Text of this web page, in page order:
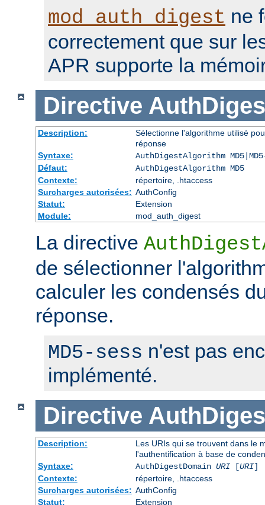
mod_auth_digest ne
correctement que sur
APR supporte la
Directive
Description:
Sélectionne l'algorithme utilisé
réponse
Syntaxe:
AuthDigestAlgorithm
Défaut:
AuthDigestAlgorithm MD5
Contexte:
répertoire, .htaccess
Surcharges autorisées: AuthConfig
Statut:
Extension
Module:
mod_auth_digest
La directive
de sélectionner
calculer les condensés
réponse.
MD5-sess n'est pas
implémenté.
Directive
Description:
Les URIs qui se trouvent dans le
l'authentification à base de
Syntaxe:
AuthDigestDomain URI[URI]
Contexte:
répertoire, .htaccess
Surcharges autorisées: AuthConfig
Statut:
Extension